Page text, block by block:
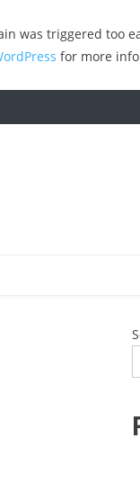
was triggered too
for more